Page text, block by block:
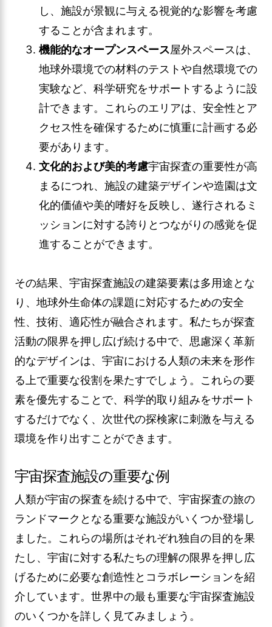
し、施設が景観に与える視覚的な影響を考慮
することが含まれます。
機能的なオープンスペース屋外スペースは、
地球外環境での材料のテストや自然環境での
実験など、科学研究をサポートするように設
計できます。これらのエリアは、安全性とア
クセス性を確保するために慎重に計画する必
要があります。
文化的および美的考慮宇宙探査の重要性が高
まるにつれ、施設の建築デザインや造園は文
化的価値や美的嗜好を反映し、遂行されるミ
ッションに対する誇りとつながりの感覚を促
進することができます。
その結果、宇宙探査施設の建築要素は多用途とな
り、地球外生命体の課題に対応するための安全
性、技術、適応性が融合されます。私たちが探査
活動の限界を押し広げ続ける中で、思慮深く革新
的なデザインは、宇宙における人類の未来を形作
る上で重要な役割を果たすでしょう。これらの要
素を優先することで、科学的取り組みをサポート
するだけでなく、次世代の探検家に刺激を与える
環境を作り出すことができます。
宇宙探査施設の重要な例
人類が宇宙の探査を続ける中で、宇宙探査の旅の
ランドマークとなる重要な施設がいくつか登場し
ました。これらの場所はそれぞれ独自の目的を果
たし、宇宙に対する私たちの理解の限界を押し広
げるために必要な創造性とコラボレーションを紹
介しています。世界中の最も重要な宇宙探査施設
のいくつかを詳しく見てみましょう。